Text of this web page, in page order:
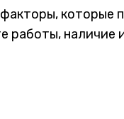
которые
работы,